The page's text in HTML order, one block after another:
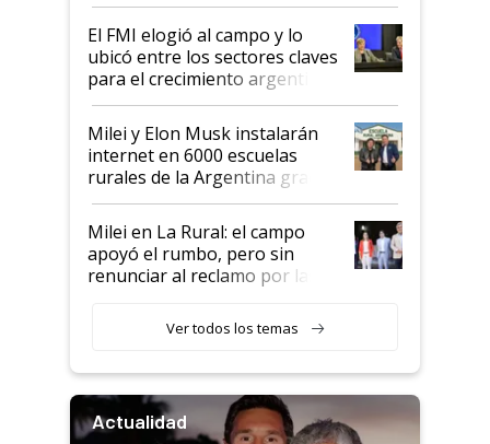
de Milei
El FMI elogió al campo y lo
ubicó entre los sectores claves
para el crecimiento argentino
Milei y Elon Musk instalarán
internet en 6000 escuelas
rurales de la Argentina gracias
a un acuerdo con Starlink
Milei en La Rural: el campo
apoyó el rumbo, pero sin
renunciar al reclamo por las
Ver todos los temas
Actualidad